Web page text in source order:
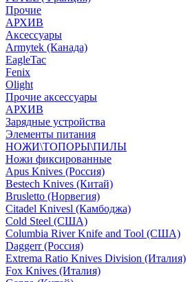
Прочие
АРХИВ
Аксессуары
Armytek (Канада)
EagleTac
Fenix
Olight
Прочие аксессуары
АРХИВ
Зарядные устройства
Элементы питания
НОЖИ\ТОПОРЫ\ПИЛЫ
Ножи фиксированные
Apus Knives (Россия)
Bestech Knives (Китай)
Brusletto (Норвегия)
Citadel Knivesl (Камбоджа)
Cold Steel (США)
Columbia River Knife and Tool (США)
Daggerr (Россия)
Extrema Ratio Knives Division (Италия)
Fox Knives (Италия)